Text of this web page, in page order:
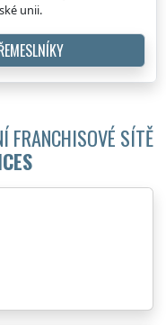
unii.
FRANCHISOVÉ SÍTĚ